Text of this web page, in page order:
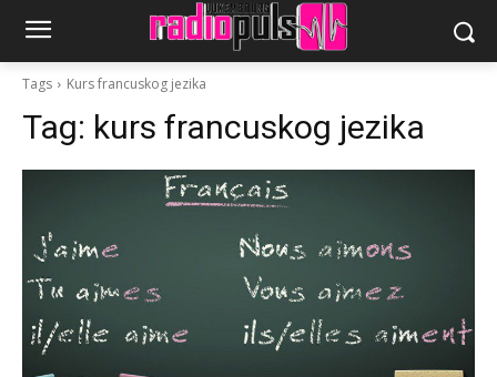
Tags Kurs francuskog jezika
Tag: kurs francuskog jezika